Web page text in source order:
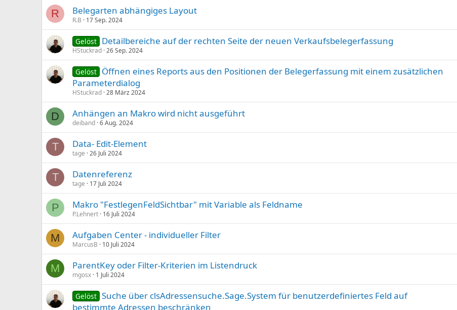
R Belegarten abhängiges Layout
R.B 17 Sep. 2024
Gelöst Detailbereiche auf der rechten Seite der neuen Verkaufsbelegerfassung
HStuckrad 26 Sep. 2024
Gelöst Öffnen eines Reports aus den Positionen der Belegerfassung mit einem zusätzlichen
Parameterdialog
HStuckrad 28 März 2024
D Anhängen an Makro wird nicht ausgeführt
deiband 6 Aug. 2024
T Data- Edit-Element
tage 26 Juli 2024
T Datenreferenz
tage 17 Juli 2024
P Makro "FestlegenFeldSichtbar" mit Variable als Feldname
P.Lehnert 16 Juli 2024
M Aufgaben Center - individueller Filter
MarcusB 10 Juli 2024
M ParentKey oder Filter-Kriterien im Listendruck
mgosx 1 Juli 2024
Gelöst Suche über clsAdressensuche.Sage.System für benutzerdefiniertes Feld auf
bestimmte Adressen beschränken